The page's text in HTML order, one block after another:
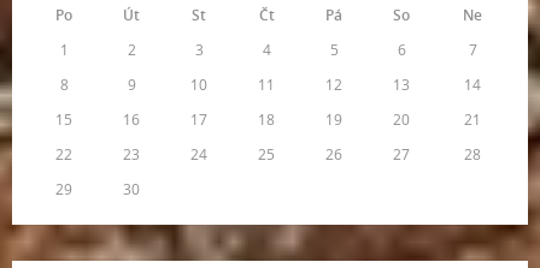
Po
Út St Čt Pá So
Ne
1
2 3 4 5 6
7
8
9 10 11 12 13
14
15
16 17 18 19 20
21
22
23 24 25 26 27
28
29
30